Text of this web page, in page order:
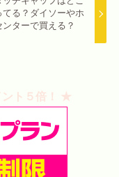
てる？ダイソーやホ
ンターで買える？
ント５倍！ ★